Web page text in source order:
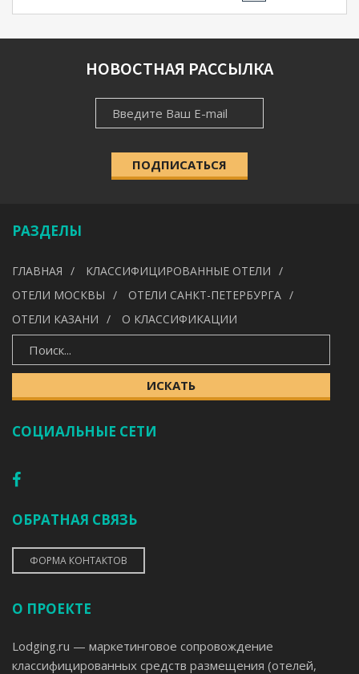
НАСЕЛЁННЫЙ ПУНКТ
ИСКАТЬ
НОВОСТНАЯ РАССЫЛКА
ПОДПИСАТЬСЯ
РАЗДЕЛЫ
ГЛАВНАЯ
КЛАССИФИЦИРОВАННЫЕ ОТЕЛИ
ОТЕЛИ МОСКВЫ
ОТЕЛИ САНКТ-ПЕТЕРБУРГА
ОТЕЛИ КАЗАНИ
О КЛАССИФИКАЦИИ
ИСКАТЬ
СОЦИАЛЬНЫЕ СЕТИ
ОБРАТНАЯ СВЯЗЬ
ФОРМА КОНТАКТОВ
О ПРОЕКТЕ
Lodging.ru — маркетинговое сопровождение
классифицированных средств размещения (отелей,